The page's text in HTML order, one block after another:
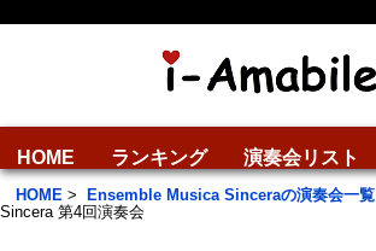
HOME ランキング 演奏会リスト
HOME > Ensemble Musica Sinceraの演奏会一覧
Sincera 第4回演奏会